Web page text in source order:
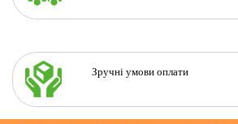
Зручні умови оплати